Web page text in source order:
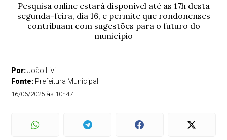
Pesquisa online estará disponível até as 17h desta
segunda-feira, dia 16, e permite que rondonenses
contribuam com sugestões para o futuro do
município
Por:João Livi
Fonte: Prefeitura Municipal
16/06/2025 às 10h47